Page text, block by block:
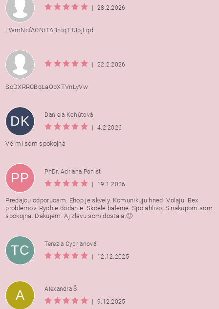
28.2.2026
LWmNcfACNtTABhtqTTJpjLqd
22.2.2026
SoDXRRCBqLaOpXTVnLyVw
DK
Daniela Kohútová
4.2.2026
Veľmi som spokojná
PP
PhDr. Adriana Ponist
19.1.2026
Predajcu odporucam. Ehop je skvely. Komunikuju hned. Volaju. Bex
problemov. Rychle dodanie. Skcele balenie. Spolahlivo. S nakupom som
spokojna. Dakujem. Aj zlavu som dostala.🙂
TC
Terezia Cyprianová
12.12.2025
A
Alexandra Š.
9.12.2025